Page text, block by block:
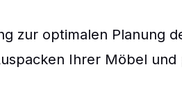
zur optimalen Planung
Ihrer Möbel und